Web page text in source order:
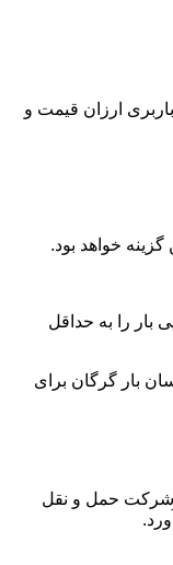
ارزان قیمت و
خواهد بود.
بار را به حداقل
بار گرگان برای
شرکت حمل و نقل